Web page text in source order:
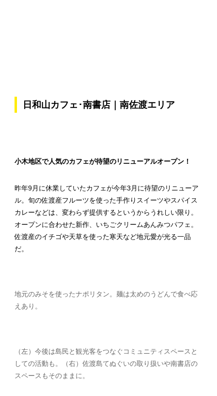
日和山カフェ･南書店｜南佐渡エリア
小木地区で人気のカフェが待望のリニューアルオープン！
昨年9月に休業していたカフェが今年3月に待望のリニューア
ル。旬の佐渡産フルーツを使った手作りスイーツやスパイス
カレーなどは、変わらず提供するというからうれしい限り。
オープンに合わせた新作、いちごクリームあんみつパフェ。
佐渡産のイチゴや天草を使った寒天など地元愛が光る一品
だ。
地元のみそを使ったナポリタン。麺は太めのうどんで食べ応
えあり。
（左）今後は島民と観光客をつなぐコミュニティスペースと
しての活動も。（右）佐渡島てぬぐいの取り扱いや南書店の
スペースもそのままに。